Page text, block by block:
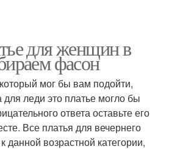
для женщин в
фасон
мог бы вам подойти,
для леди это платье могло бы
ответа оставьте его
Все платья для вечернего
данной возрастной категории,